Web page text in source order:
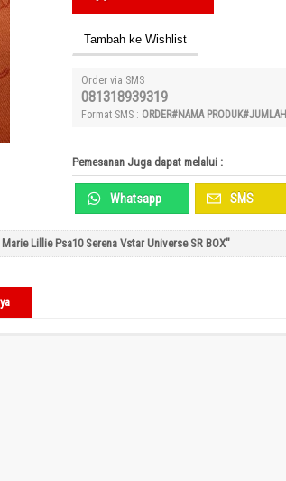
Tambah ke Wishlist
Order via SMS
081318939319
Format SMS : ORDER#NAMA PRODUK#JUMLAH
Pemesanan Juga dapat melalui :
Whatsapp SMS
Lillie Psa10 Serena Vstar Universe SR BOX"